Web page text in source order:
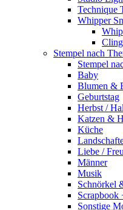
Technique
Whipper
Stempel nach
Stempel
Baby
Blumen &
Geburtstag
Herbst /
Katzen &
Küche
Liebe /
Männer
Musik
Schnörkel
Scrapbook
Sonstige